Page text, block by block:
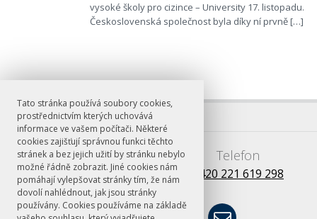
Tato stránka používá soubory cookies,
prostřednictvím kterých uchovává
informace ve vašem počítači. Některé
cookies zajišťují správnou funkci těchto
stránek a bez jejich užití by stránku nebylo
možné řádně zobrazit. Jiné cookies nám
pomáhají vylepšovat stránky tím, že nám
dovolí nahlédnout, jak jsou stránky
používány. Cookies používáme na základě
vysoké školy pro cizince – University 17. listopadu.
Československá společnost byla díky ní prvně […]
E-mail
books@ff.cuni.cz
Telefon
+420 221 619 298